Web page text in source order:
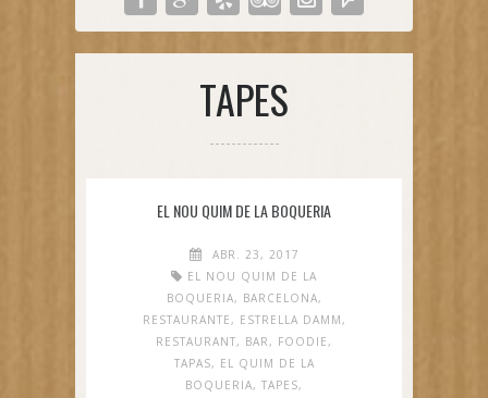
TAPES
EL NOU QUIM DE LA BOQUERIA
ABR. 23, 2017
EL NOU QUIM DE LA
BOQUERIA, BARCELONA,
RESTAURANTE, ESTRELLA DAMM,
RESTAURANT, BAR, FOODIE,
TAPAS, EL QUIM DE LA
BOQUERIA, TAPES,